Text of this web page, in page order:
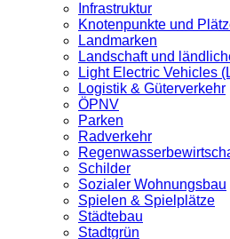
Infrastruktur
Knotenpunkte und
Landmarken
Landschaft und
Light Electric Vehicles
Logistik & Güterverkehr
ÖPNV
Parken
Radverkehr
Schilder
Sozialer Wohnungsbau
Spielen & Spielplätze
Städtebau
Stadtgrün